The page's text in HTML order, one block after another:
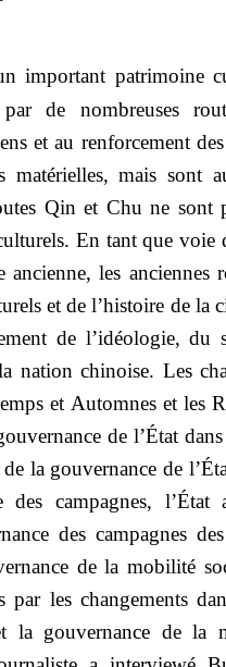
important patrimoine
de nombreuses
et au renforcement
matérielles, mais sont
Qin et Chu ne sont
En tant que voie
les anciennes
et de l’histoire de la
de l’idéologie, du
nation chinoise. Les
et Automnes et les
de l’État
la gouvernance de
campagnes, l’État
des campagnes
de la mobilité
par les changements
la gouvernance de la